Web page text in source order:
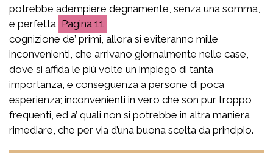
potrebbe adempiere degnamente, senza una somma,
e perfetta
11
cognizione de’ primi, allora si eviteranno mille
inconvenienti, che arrivano giornalmente nelle case,
dove si affida le più volte un impiego di tanta
importanza, e conseguenza a persone di poca
esperienza; inconvenienti in vero che son pur troppo
frequenti, ed a’ quali non si potrebbe in altra maniera
rimediare, che per via d’una buona scelta da principio.